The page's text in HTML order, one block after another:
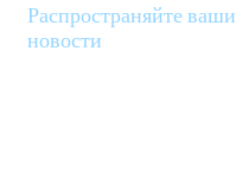
Распространяйте ваши
новости